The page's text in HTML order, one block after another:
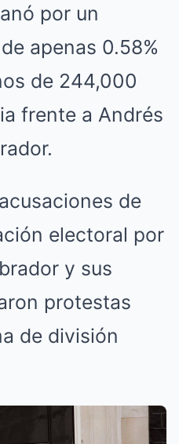
por un
apenas 0.58%
de 244,000
frente a Andrés
de
electoral por
y sus
protestas
de división